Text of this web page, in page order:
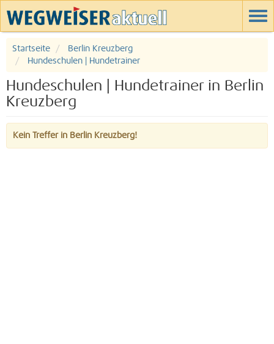
Startseite
Berlin Kreuzberg
Hundeschulen | Hundetrainer
Hundeschulen | Hundetrainer in Berlin
Kreuzberg
Kein Treffer in Berlin Kreuzberg!